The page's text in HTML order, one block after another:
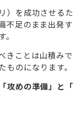
）を成功させる
不足のまま出発
。
きことは山積み
ものになります。
攻めの準備」と